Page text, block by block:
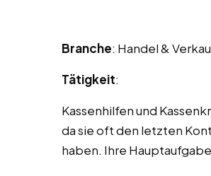
Branche: Handel &
Tätigkeit:
Kassenhilfen und
da sie oft den letzten
haben. Ihre